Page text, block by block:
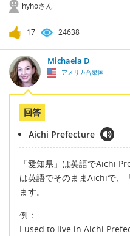
hyhoさん
17 24638
Michaela D
アメリカ合衆国
回答
Aichi Prefecture
「愛知県」は英語でAichi
は英語でそのままAichiで、
ます。
例：
I used to live in Aichi